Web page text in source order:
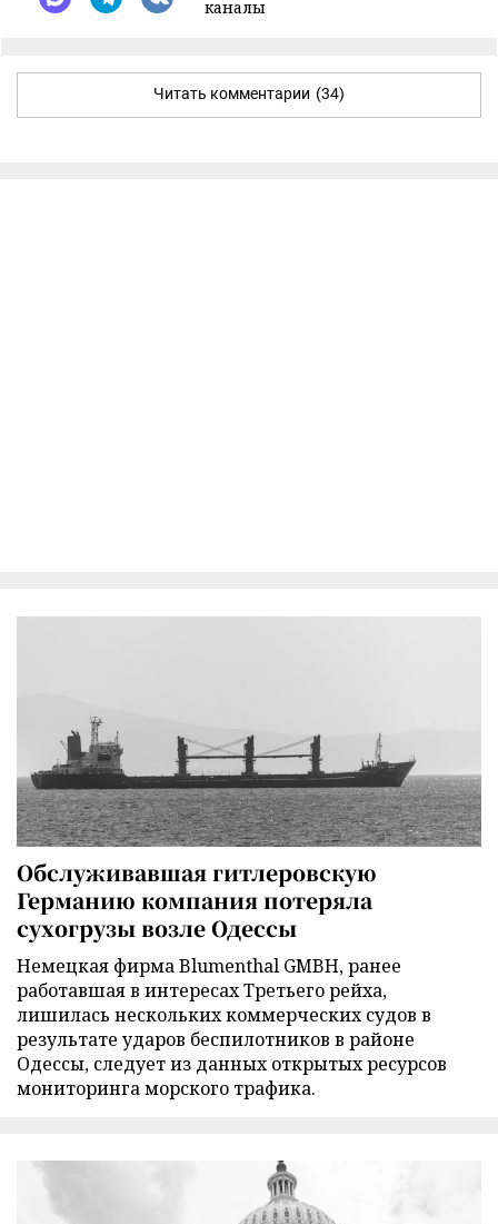
каналы
Читать комментарии (34)
Обслуживавшая гитлеровскую
Германию компания потеряла
сухогрузы возле Одессы
Немецкая фирма Blumenthal GMBH, ранее
работавшая в интересах Третьего рейха,
лишилась нескольких коммерческих судов в
результате ударов беспилотников в районе
Одессы, следует из данных открытых ресурсов
мониторинга морского трафика.